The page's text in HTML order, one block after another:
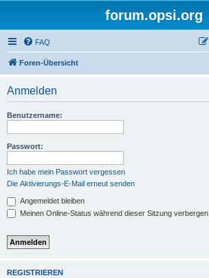
forum.opsi.org
FAQ
Foren-Übersicht
Anmelden
Benutzername:
Passwort:
Ich habe mein Passwort vergessen
Die Aktivierungs-E-Mail erneut senden
Angemeldet bleiben
Meinen Online-Status während dieser Sitzung verbergen
REGISTRIEREN